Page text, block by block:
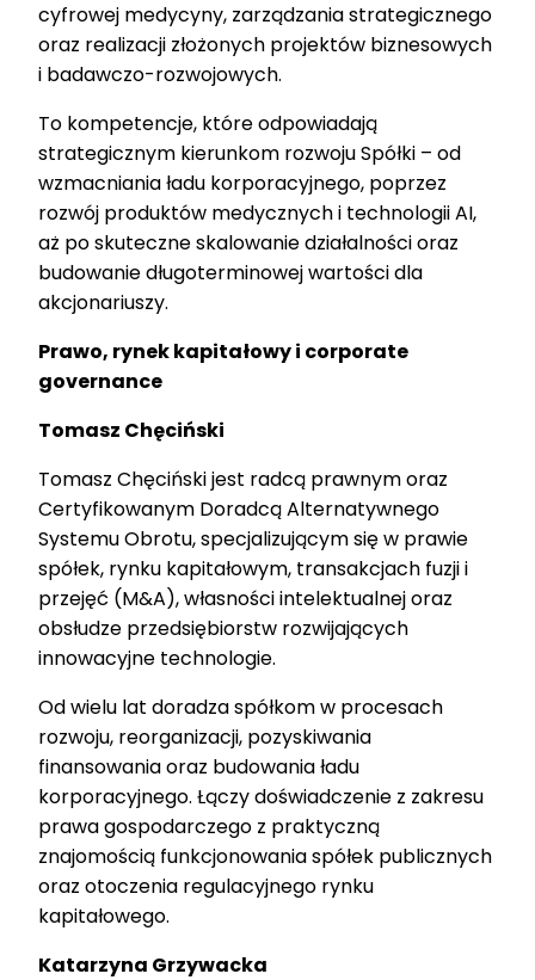
cyfrowej medycyny, zarządzania strategicznego
oraz realizacji złożonych projektów biznesowych
i badawczo-rozwojowych.
To kompetencje, które odpowiadają
strategicznym kierunkom rozwoju Spółki – od
wzmacniania ładu korporacyjnego, poprzez
rozwój produktów medycznych i technologii AI,
aż po skuteczne skalowanie działalności oraz
budowanie długoterminowej wartości dla
akcjonariuszy.
Prawo, rynek kapitałowy i corporate
governance
Tomasz Chęciński
Tomasz Chęciński jest radcą prawnym oraz
Certyfikowanym Doradcą Alternatywnego
Systemu Obrotu, specjalizującym się w prawie
spółek, rynku kapitałowym, transakcjach fuzji i
przejęć (M&A), własności intelektualnej oraz
obsłudze przedsiębiorstw rozwijających
innowacyjne technologie.
Od wielu lat doradza spółkom w procesach
rozwoju, reorganizacji, pozyskiwania
finansowania oraz budowania ładu
korporacyjnego. Łączy doświadczenie z zakresu
prawa gospodarczego z praktyczną
znajomością funkcjonowania spółek publicznych
oraz otoczenia regulacyjnego rynku
kapitałowego.
Katarzyna Grzywacka